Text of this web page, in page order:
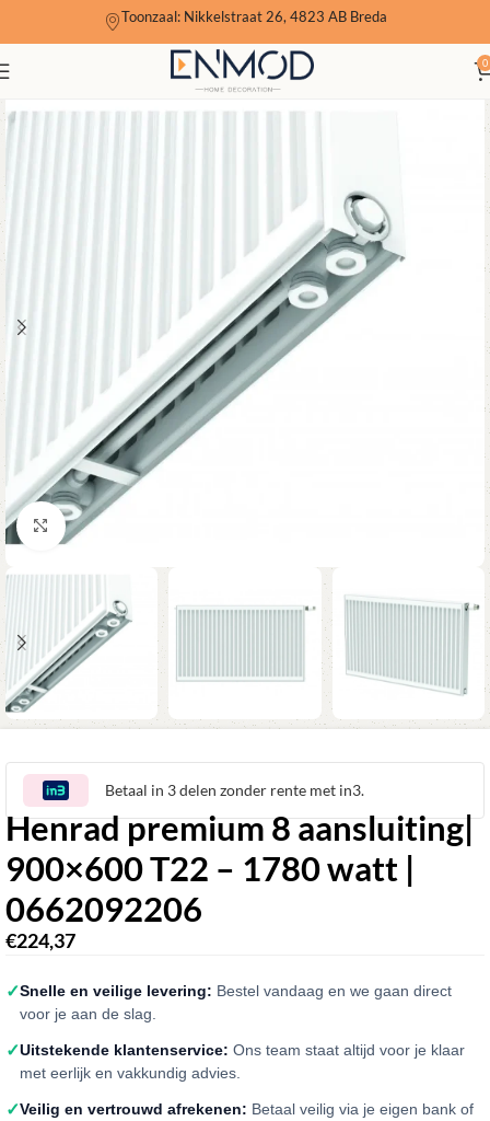
Toonzaal: Nikkelstraat 26, 4823 AB Breda
0
Klik om te vergroten
Betaal in 3 delen zonder rente met in3.
Henrad premium 8 aansluiting|
900×600 T22 – 1780 watt |
0662092206
€224,37
✓Snelle en veilige levering: Bestel vandaag en we gaan direct
voor je aan de slag.
✓Uitstekende klantenservice: Ons team staat altijd voor je klaar
met eerlijk en vakkundig advies.
✓Veilig en vertrouwd afrekenen: Betaal veilig via je eigen bank of